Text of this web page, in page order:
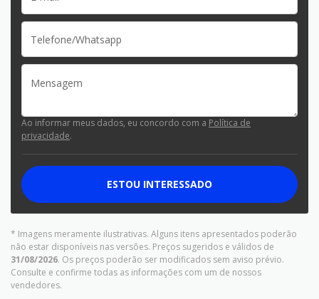
Ao informar meus dados, eu concordo com a Política de
privacidade.
ESTOU INTERESSADO
* Imagens meramente ilustrativas. Alguns itens apresentados poderão
não estar disponíveis nas versões. Preços sugeridos e válidos de
31/08/2026. Os preços poderão ser modificados sem aviso prévio.
Consulte e confirme todas as informações com um de nossos
vendedores.